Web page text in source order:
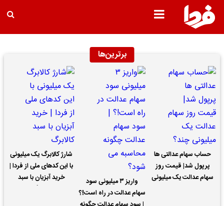
برترین‌ها
حساب سهام عدالتی ها
پرپول شد| قیمت روز
سهام عدالت یک میلیونی
واریز ۳ میلیونی سود
سهام عدالت در راه است!؟
شارژ کالابرگ یک میلیونی
با این کدهای ملی از فردا |
خرید آبزیان با سبد